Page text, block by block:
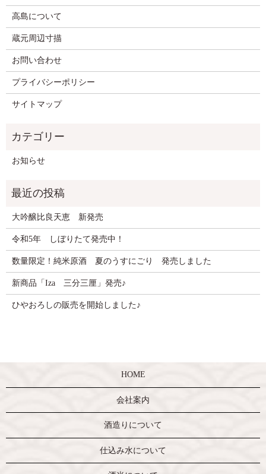
高島について
蔵元周辺寸描
お問い合わせ
プライバシーポリシー
サイトマップ
お知らせ
大吟醸比良天恵 新発売
令和5年 しぼりたて発売中！
数量限定！純米原酒 夏のうすにごり 発売しました
新商品「Iza 三分三厘」発売♪
ひやおろしの販売を開始しました♪
HOME
会社案内
酒造りについて
仕込み水について